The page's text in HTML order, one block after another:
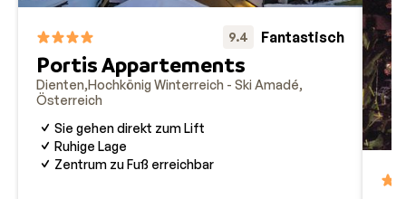
9.4 Fantastisch
Portis Appartements
Dienten Hochkönig Winterreich - Ski Amadé
Österreich
Sie gehen direkt zum Lift
Ruhige Lage
Zentrum zu Fuß erreichbar